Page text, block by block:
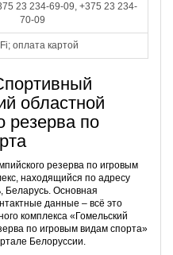
23 234-69-09, +375 23 234-
70-09
оплата картой
областной
резерва по
резерва по игровым
находящийся по адресу
Беларусь. Основная
данные – всё это
комплекса «Гомельский
по игровым видам спорта»
Белоруссии.